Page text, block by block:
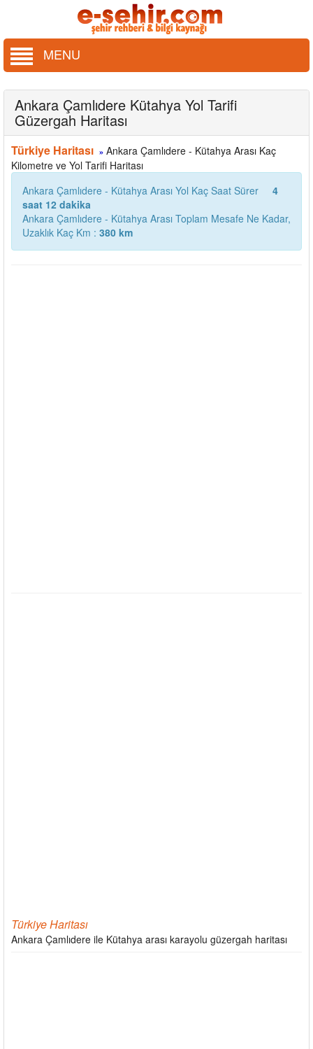
MENU
Ankara Çamlıdere Kütahya Yol Tarifi
Güzergah Haritası
Türkiye Haritası » Ankara Çamlıdere - Kütahya Arası Kaç
Kilometre ve Yol Tarifi Haritası
Ankara Çamlıdere - Kütahya Arası Yol Kaç Saat Sürer
4
saat 12 dakika
Ankara Çamlıdere - Kütahya Arası Toplam Mesafe Ne Kadar,
Uzaklık Kaç Km : 380 km
Türkiye Haritası
Ankara Çamlıdere ile Kütahya arası karayolu güzergah haritası